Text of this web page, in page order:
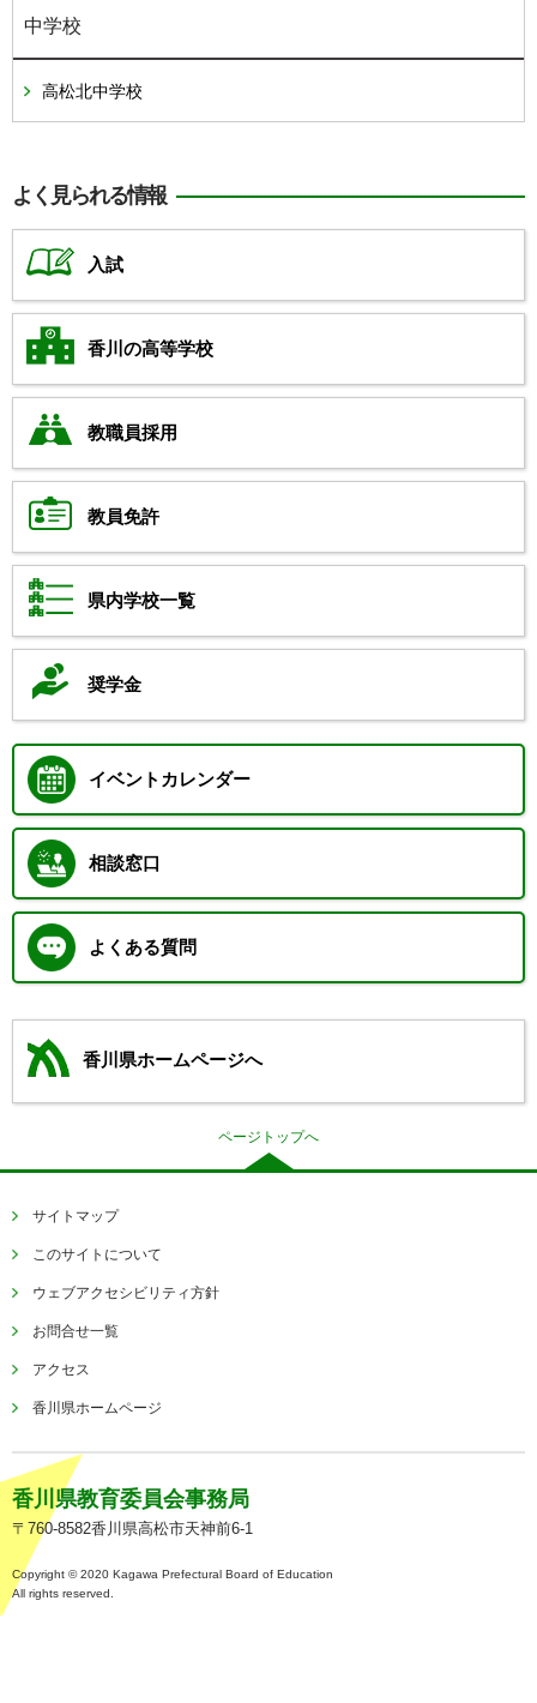
中学校
高松北中学校
よく見られる情報
入試
香川の高等学校
教職員採用
教員免許
県内学校一覧
奨学金
イベントカレンダー
相談窓口
よくある質問
香川県ホームページへ
ページトップへ
サイトマップ
このサイトについて
ウェブアクセシビリティ方針
お問合せ一覧
アクセス
香川県ホームページ
香川県教育委員会事務局
〒760-8582香川県高松市天神前6-1
Copyright © 2020 Kagawa Prefectural Board of Education
All rights reserved.